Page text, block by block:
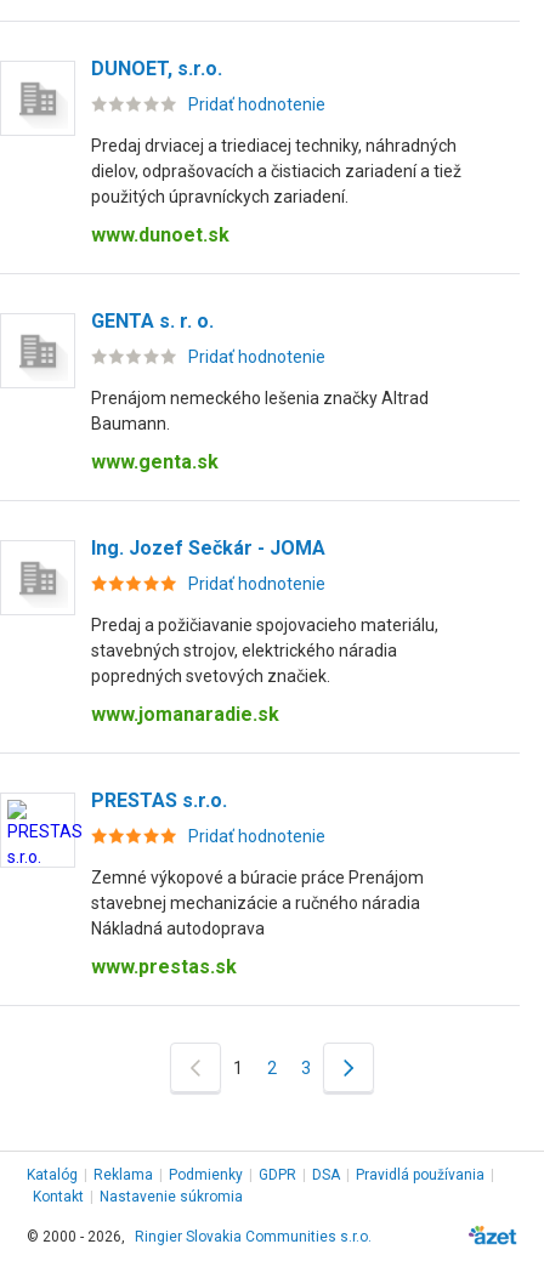
DUNOET, s.r.o.
Pridať hodnotenie
Predaj drviacej a triediacej techniky, náhradných
dielov, odprašovacích a čistiacich zariadení a tiež
použitých úpravníckych zariadení.
www.dunoet.sk
GENTA s. r. o.
Pridať hodnotenie
Prenájom nemeckého lešenia značky Altrad
Baumann.
www.genta.sk
Ing. Jozef Sečkár - JOMA
Pridať hodnotenie
Predaj a požičiavanie spojovacieho materiálu,
stavebných strojov, elektrického náradia
popredných svetových značiek.
www.jomanaradie.sk
PRESTAS s.r.o.
Pridať hodnotenie
Zemné výkopové a búracie práce Prenájom
stavebnej mechanizácie a ručného náradia
Nákladná autodoprava
www.prestas.sk
1 2 3
Katalóg Reklama Podmienky GDPR DSA Pravidlá používania
Kontakt
Nastavenie súkromia
© 2000 - 2026, Ringier Slovakia Communities s.r.o.